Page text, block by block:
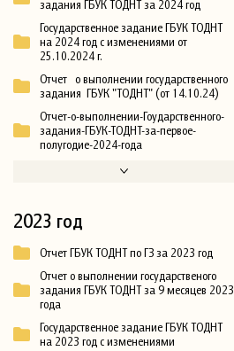
задания ГБУК ТОДНТ за 2024 год
Государственное задание ГБУК ТОДНТ
на 2024 год с изменениями от
25.10.2024 г.
Отчет о выполнении государственного
задания ГБУК "ТОДНТ" (от 14.10.24)
Отчет-о-выполнении-Гоударственного-
задания-ГБУК-ТОДНТ-за-первое-
полугодие-2024-года
2023 год
Отчет ГБУК ТОДНТ по ГЗ за 2023 год
Отчет о выполнении государственого
задания ГБУК ТОДНТ за 9 месяцев 2023
года
Государственное задание ГБУК ТОДНТ
на 2023 год с изменениями